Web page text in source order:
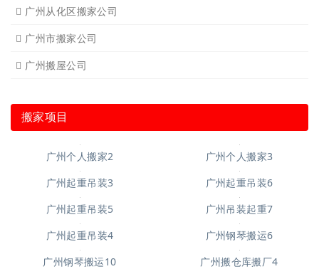
广州从化区搬家公司
广州市搬家公司
广州搬屋公司
搬家项目
广州个人搬家2
广州个人搬家3
广州起重吊装3
广州起重吊装6
广州起重吊装5
广州吊装起重7
广州起重吊装4
广州钢琴搬运6
广州钢琴搬运10
广州搬仓库搬厂4